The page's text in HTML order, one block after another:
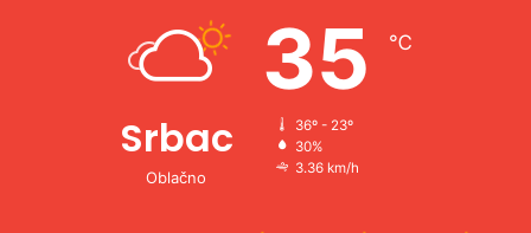
Srbac
Oblačno
35 ℃
36º - 23º
30%
3.36 km/h